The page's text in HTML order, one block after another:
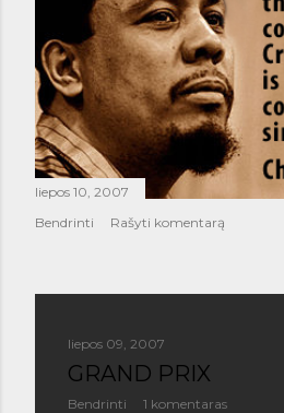
liepos 10, 2007
Bendrinti
Rašyti komentarą
liepos 09, 2007
GRAND PRIX
Bendrinti 1 komentaras